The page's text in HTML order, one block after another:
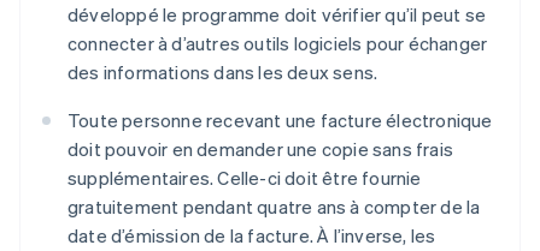
développé le programme doit vérifier qu’il peut se
connecter à d’autres outils logiciels pour échanger
des informations dans les deux sens.
Toute personne recevant une facture électronique
doit pouvoir en demander une copie sans frais
supplémentaires. Celle-ci doit être fournie
gratuitement pendant quatre ans à compter de la
date d’émission de la facture. À l’inverse, les